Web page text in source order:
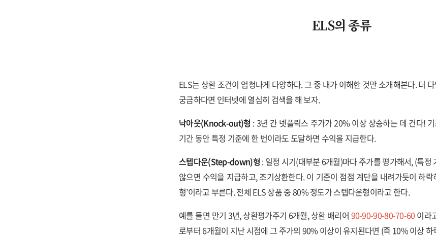
ELS의 종류
ELS는 상환 조건이 엄청나게 다양하다. 그 중 내가 이해한 것만 소개해본다. 더
궁금하다면 인터넷에 열심히 검색을 해 보자.
낙아웃(Knock-out)형 : 3년 간 넷플릭스 주가가 20% 이상 상승하는 데 건다!
기간 동안 특정 기준에 한 번이라도 도달하면 수익을 지급한다.
스텝다운(Step-down)형 : 일정 시기(대부분 6개월)마다 주가를 평가해서, (특정
않으면 수익을 지급하고, 조기상환한다. 이 기준이 점점 계단을 내려가듯이 하락
형’이라고 부른다. 전체 ELS 상품 중 80% 정도가 스텝다운형이라고 한다.
예를 들면 만기 3년, 상환평가주기 6개월, 상환 배리어 90-90-90-80-70-60 이라
로부터 6개월이 지난 시점에 그 주가의 90% 이상이 유지된다면 (즉 10% 이상